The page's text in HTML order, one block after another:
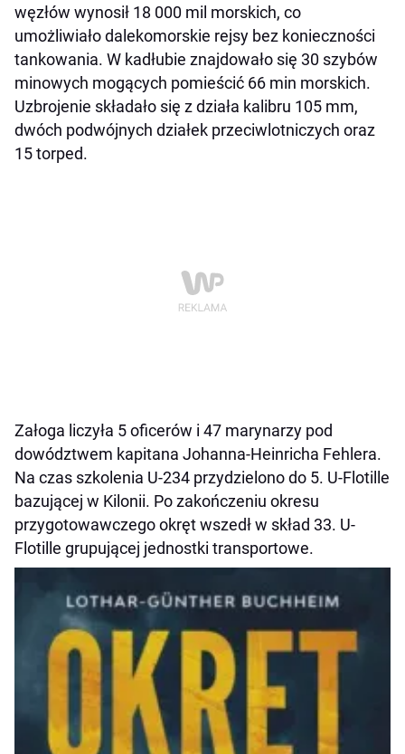
węzłów wynosił 18 000 mil morskich, co
umożliwiało dalekomorskie rejsy bez konieczności
tankowania. W kadłubie znajdowało się 30 szybów
minowych mogących pomieścić 66 min morskich.
Uzbrojenie składało się z działa kalibru 105 mm,
dwóch podwójnych działek przeciwlotniczych oraz
15 torped.
Załoga liczyła 5 oficerów i 47 marynarzy pod
dowództwem kapitana Johanna-Heinricha Fehlera.
Na czas szkolenia U-234 przydzielono do 5. U-Flotille
bazującej w Kilonii. Po zakończeniu okresu
przygotowawczego okręt wszedł w skład 33. U-
Flotille grupującej jednostki transportowe.